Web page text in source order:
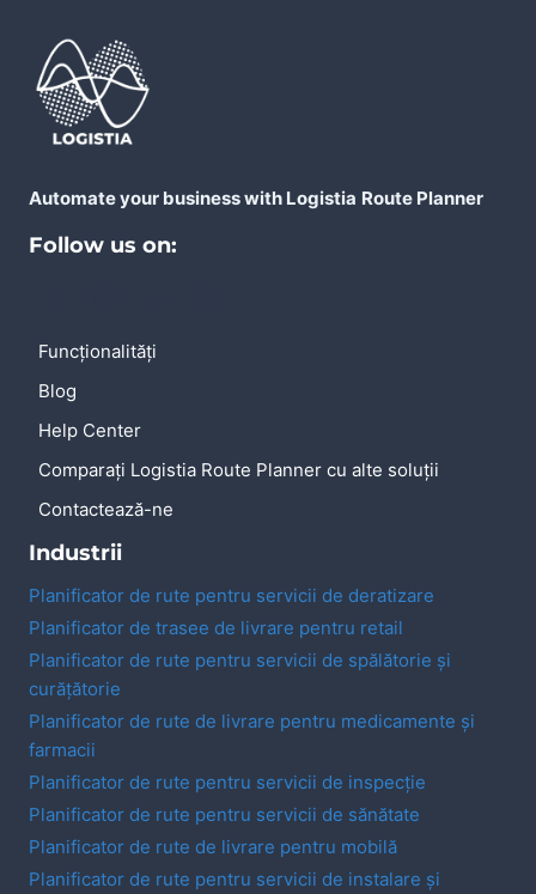
Automate your business with Logistia Route Planner
Follow us on:
Funcționalități
Blog
Help Center
Comparați Logistia Route Planner cu alte soluții
Contactează-ne
Industrii
Planificator de rute pentru servicii de deratizare
Planificator de trasee de livrare pentru retail
Planificator de rute pentru servicii de spălătorie și
curățătorie
Planificator de rute de livrare pentru medicamente și
farmacii
Planificator de rute pentru servicii de inspecție
Planificator de rute pentru servicii de sănătate
Planificator de rute de livrare pentru mobilă
Planificator de rute pentru servicii de instalare și